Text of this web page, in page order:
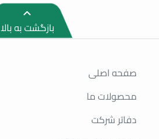
بازگشت به بالا
صفحه اصلی
محصولات ما
دفاتر شرکت